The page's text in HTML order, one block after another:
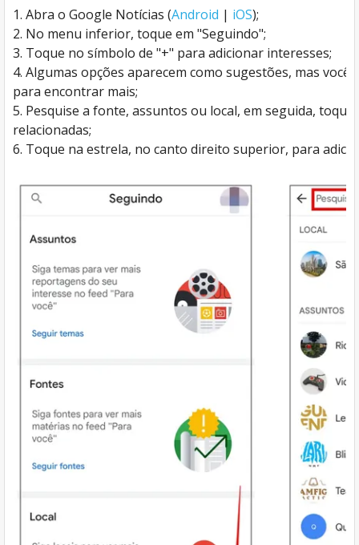
Abra o Google Notícias (Android | iOS);
No menu inferior, toque em "Seguindo";
Toque no símbolo de "+" para adicionar interesses;
Algumas opções aparecem como sugestões, mas
para encontrar mais;
Pesquise a fonte, assuntos ou local, em seguida,
relacionadas;
Toque na estrela, no canto direito superior, para